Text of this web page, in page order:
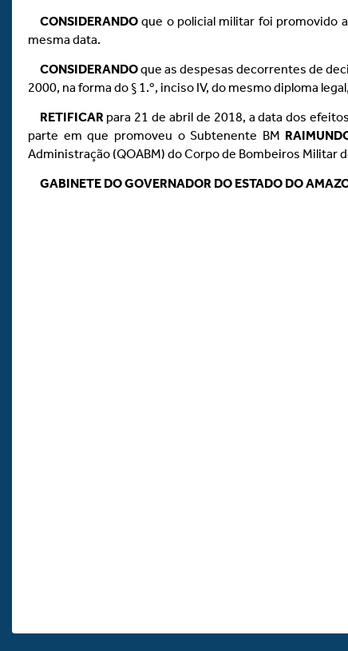
CONSIDERANDOque o policial militar foi promovido
mesma data.
CONSIDERANDOque as despesas decorrentes de
2000, na forma do § 1.º, inciso IV, do mesmo diploma
RETIFICARpara 21 de abril de 2018, a data dos
parte em que promoveu o Subtenente BM
Administração (QOABM) do Corpo de Bombeiros Militar
GABINETE DO GOVERNADOR DO ESTADO DO